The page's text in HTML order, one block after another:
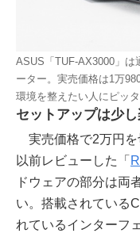
ASUS「TUF-AX3000」は
ーター。実売価格は1万
環境を整えたい人にピッ
セットアップは少
実売価格で2万円を
以前レビューした「
ドウェアの部分は両
い。搭載されている
れているインターフ